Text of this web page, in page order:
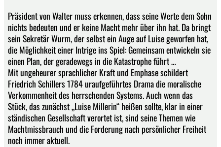
Präsident von Walter muss erkennen, dass seine Werte dem Sohn
nichts bedeuten und er keine Macht mehr über ihn hat. Da bringt
sein Sekretär Wurm, der selbst ein Auge auf Luise geworfen hat,
die Möglichkeit einer Intrige ins Spiel: Gemeinsam entwickeln sie
einen Plan, der geradewegs in die Katastrophe führt …
Mit ungeheurer sprachlicher Kraft und Emphase schildert
Friedrich Schillers 1784 uraufgeführtes Drama die moralische
Verkommenheit des herrschenden Systems. Auch wenn das
Stück, das zunächst „Luise Millerin“ heißen sollte, klar in einer
ständischen Gesellschaft verortet ist, sind seine Themen wie
Machtmissbrauch und die Forderung nach persönlicher Freiheit
noch immer aktuell.